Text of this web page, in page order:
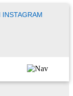
INSTAGRAM